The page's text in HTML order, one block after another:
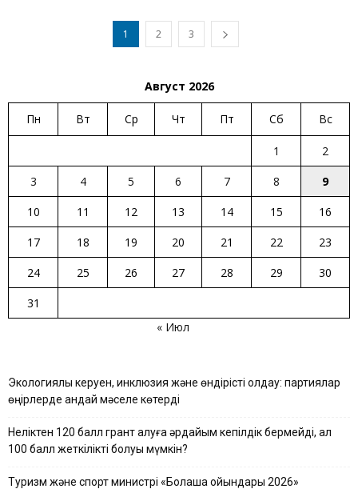
1 2 3
Август 2026
Пн Вт Ср Чт Пт Сб Вс
1
2
3
4 5 6 7 8
9
10
11 12 13 14 15
16
17
18 19 20 21 22
23
24
25 26 27 28 29
30
31
« Июл
Экологиялық керуен, инклюзия және өндірісті қолдау: партиялар
өңірлерде қандай мәселе көтерді
Неліктен 120 балл грант алуға әрдайым кепілдік бермейді, ал
100 балл жеткілікті болуы мүмкін?
Туризм және спорт министрі «Болашақ ойындары 2026»